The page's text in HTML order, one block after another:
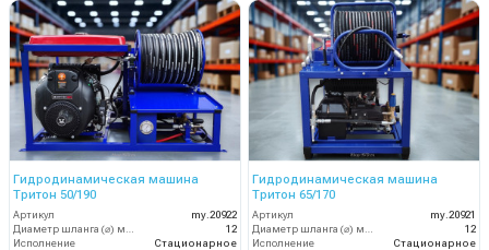
Гидродинамическая машина
Тритон 50/190
Артикул
my.20922
12
Исполнение
Стационарное
Гидродинамическая машина
Тритон 65/170
Артикул
my.20921
12
Исполнение
Стационарное